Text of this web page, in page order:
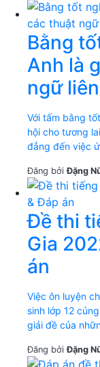
Bằng
Anh là
ngữ
Với tấm bằng
hội cho tương
đẳng đến việc
Đăng bởiĐặng
Đề thi
Gia
án
Việc ôn luyện
sinh lớp 12
giải đề của
Đăng bởiĐặng